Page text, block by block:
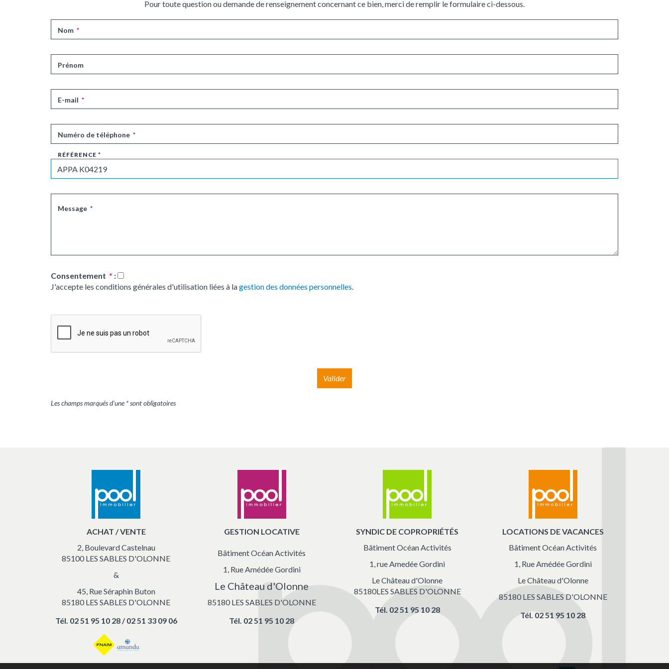
Pour toute question ou demande de renseignement concernant ce bien, merci de remplir le formulaire ci-dessous.
*
*
*
Référence*
*
* :
J'accepte les conditions générales d'utilisation liées à lagestion des données personnelles.
Valider
Les champs marqués d'une * sont obligatoires
ACHAT / VENTE
2, Boulevard Castelnau
85100 LES SABLES D'OLONNE
&
45, Rue Séraphin Buton
85180 LES SABLES D'OLONNE
Tél. 02 51 95 10 28 / 02 51 33 09 06
GESTION LOCATIVE
Bâtiment Océan Activités
1, Rue Amédée Gordini
Le Château d'Olonne
85180 LES SABLES D'OLONNE
Tél. 02 51 95 10 28
SYNDIC DE COPROPRIÉTÉS
Bâtiment Océan Activités
1, rue Amedée Gordini
Le Château d'Olonne
85180LES SABLES D'OLONNE
Tél. 02 51 95 10 28
LOCATIONS DE VACANCES
Bâtiment Océan Activités
1, Rue Amédée Gordini
Le Château d'Olonne
85180 LES SABLES D'OLONNE
Tél. 02 51 95 10 28